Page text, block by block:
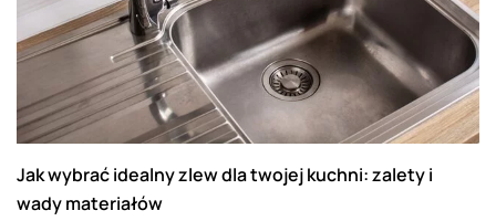
Jak wybrać idealny zlew dla twojej kuchni: zalety i
wady materiałów